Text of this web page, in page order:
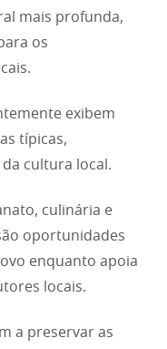
mais profunda,
os
exibem
típicas,
cultura local.
culinária e
oportunidades
enquanto apoia
locais.
a preservar as